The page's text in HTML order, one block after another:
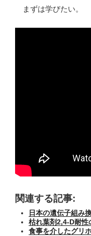
まずは学びたい。
関連する記事:
日本の遺伝子組み
枯れ葉剤2,4-D耐性
食事を介したグリ